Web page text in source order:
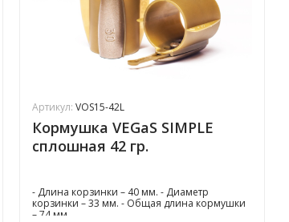
Артикул: VOS15-42L
Кормушка VEGaS SIMPLE
сплошная 42 гр.
- Длина корзинки – 40 мм. - Диаметр
корзинки – 33 мм. - Общая длина кормушки
– 74 мм.